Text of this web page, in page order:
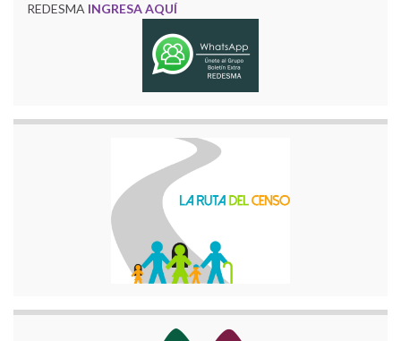
REDESMA INGRESA AQUÍ